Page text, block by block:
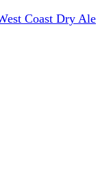
Coast Dry Ale